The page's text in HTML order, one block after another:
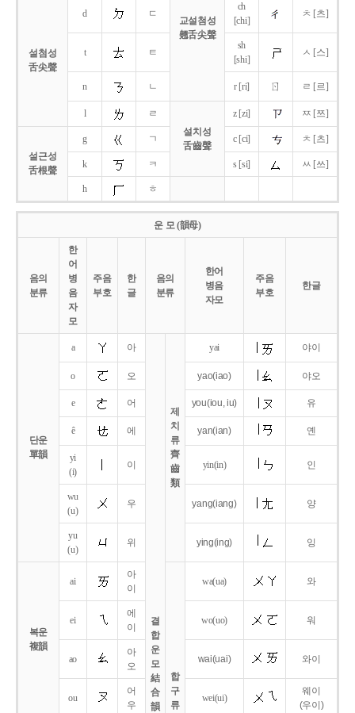
교설첨성
翹舌尖聲
설첨성
舌尖聲
d ㄷ
ch
[chi]
ㅊ [츠]
t ㅌ
sh
[shi]
ㅅ [스]
n ㄴ r [ri] ㄖ ㄹ [르]
l
ㄹ
설치성
舌齒聲
z [zi] ㅉ [쯔]
설근성
舌根聲
g ㄱ c [ci] ㅊ [츠]
k ㅋ s [si] ㅆ [쓰]
h ㅎ
운 모 (韻母)
음의
분류
한
어
병
음
자
모
주음
부호
한
글
음의
분류
한어
병음
자모
주음
부호
한글
단운
單韻
a 아
결
합
운
모
結
合
韻
제
치
류
齊
齒
類
yai 야이
o 오 yao(iao) 야오
e 어 you(iou,iu) 유
ê 에 yan(ian) 옌
yi
(i)
이 yin(in) 인
wu
(u)
우 yang(iang) 양
yu
(u)
위 ying(ing) 잉
복운
複韻
ai
아
이
합
구
류
wa(ua) 와
ei
에
이
wo(uo) 워
ao
아
오
wai(uai) 와이
ou
어
우
wei(ui)
웨이
(우이)